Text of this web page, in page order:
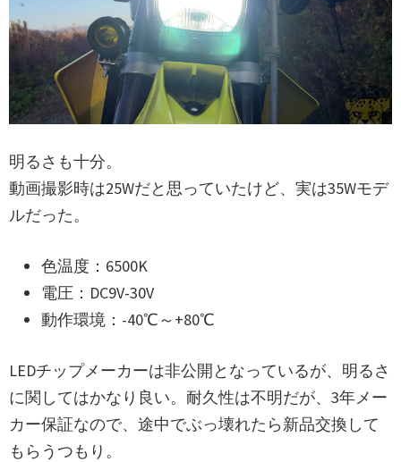
明るさも十分。
動画撮影時は25Wだと思っていたけど、実は35Wモデ
ルだった。
色温度：6500K
電圧：DC9V-30V
動作環境：-40℃～+80℃
LEDチップメーカーは非公開となっているが、明るさ
に関してはかなり良い。耐久性は不明だが、3年メー
カー保証なので、途中でぶっ壊れたら新品交換して
もらうつもり。